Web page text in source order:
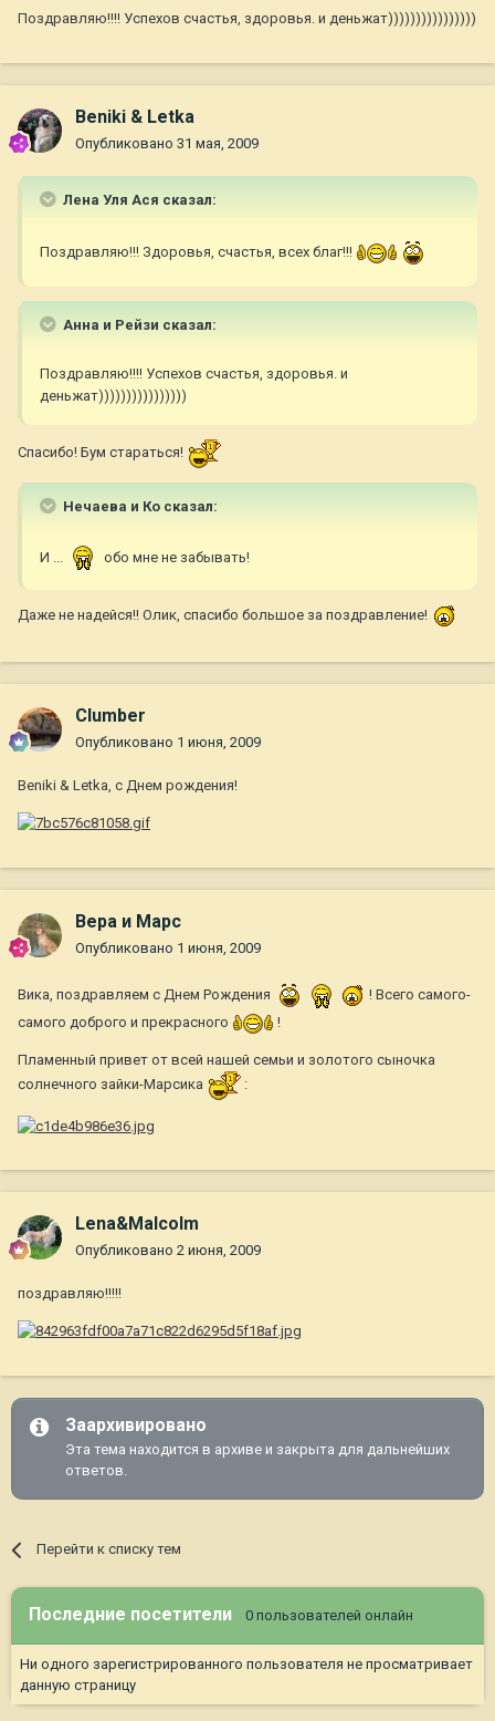
Поздравляю!!!! Успехов счастья, здоровья. и деньжат))))))))))))))))
Beniki & Letka
Опубликовано 31 мая, 2009
Лена Уля Ася сказал:
Поздравляю!!! Здоровья, счастья, всех благ!!!
Анна и Рейзи сказал:
Поздравляю!!!! Успехов счастья, здоровья. и
деньжат))))))))))))))))
Спасибо! Бум стараться!
Нечаева и Ко сказал:
И ... обо мне не забывать!
Даже не надейся!! Олик, спасибо большое за поздравление!
Clumber
Опубликовано 1 июня, 2009
Beniki & Letka, с Днем рождения!
Вера и Марс
Опубликовано 1 июня, 2009
Вика, поздравляем с Днем Рождения
! Всего самого-
самого доброго и прекрасного
!
Пламенный привет от всей нашей семьи и золотого сыночка
солнечного зайки-Марсика
:
Lena&Malcolm
Опубликовано 2 июня, 2009
поздравляю!!!!!
Заархивировано
Эта тема находится в архиве и закрыта для дальнейших
ответов.
Перейти к списку тем
Последние посетители 0 пользователей онлайн
Ни одного зарегистрированного пользователя не просматривает
данную страницу